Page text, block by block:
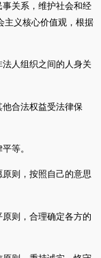
关系，维护社会和经
主义核心价值观，根据
人组织之间的人身关
合法权益受法律保
等。
则，按照自己的意思
则，合理确定各方的